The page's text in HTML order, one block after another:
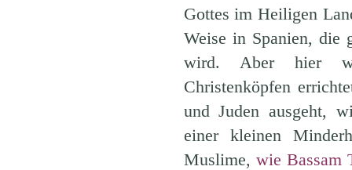
Gottes im Heiligen
Weise in Spanien, die
wird. Aber hier
Christenköpfen
und Juden ausgeht,
einer kleinen
Muslime, wie Bassam